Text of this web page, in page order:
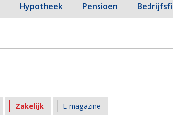
Hypotheek Pensioen
Zakelijk E-magazine